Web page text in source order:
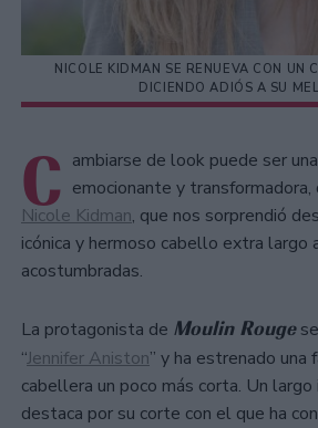
NICOLE KIDMAN SE RENUEVA CON UN
DICIENDO ADIÓS A SU
C ambiarse de look puede ser
emocionante y transformadora,
Nicole Kidman, que nos sorprendió
icónica y hermoso cabello extra largo
acostumbradas.
La protagonista de Moulin Rouge
“Jennifer Aniston” y ha estrenado una
cabellera un poco más corta. Un
destaca por su corte con el que ha